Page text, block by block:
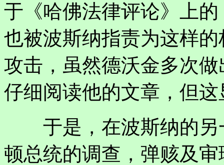
于《哈佛法律评论》上
也被波斯纳指责为这样
攻击，虽然德沃金多次
仔细阅读他的文章，但
于是，在波斯纳的另
顿总统的调查，弹赅及